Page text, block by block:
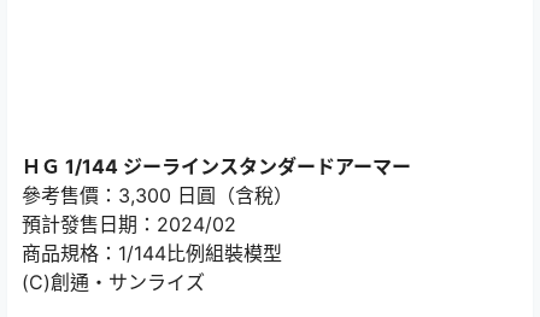
ＨＧ 1/144 ジーラインスタンダードアーマー
參考售價：3,300 日圓（含稅）
預計發售日期：2024/02
商品規格：1/144比例組裝模型
(C)創通・サンライズ